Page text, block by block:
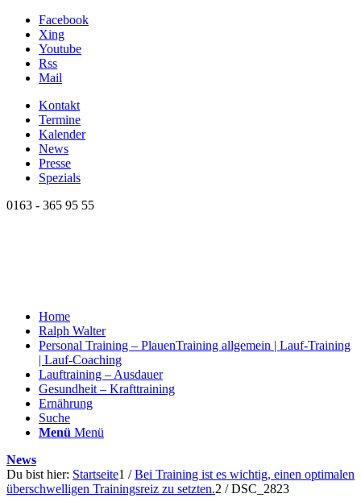
Facebook
Xing
Youtube
Rss
Mail
Kontakt
Termine
Kalender
News
Presse
Spezials
0163 - 365 95 55
Home
Ralph Walter
Personal Training – PlauenTraining allgemein | Lauf-Training
| Lauf-Coaching
Lauftraining – Ausdauer
Gesundheit – Krafttraining
Ernährung
Suche
Menü Menü
News
Du bist hier: Startseite1 / Bei Training ist es wichtig, einen optimalen
überschwelligen Trainingsreiz zu setzten.2 / DSC_2823